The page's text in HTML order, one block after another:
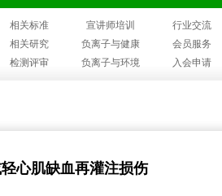
相关标准 宣讲师培训 行业交流
相关研究 负离子与健康 会员服务
检测评审 负离子与环境 入会申请
心肌缺血再灌注损伤